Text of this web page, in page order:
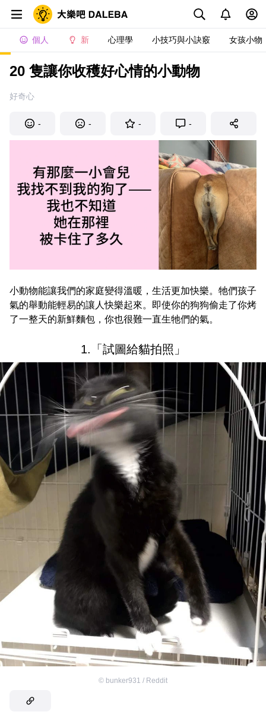
個人 新 心理學 小技巧與小訣竅 女孩小物
20 隻讓你收穫好心情的小動物
好奇心
- - - -
小動物能讓我們的家庭變得溫暖，生活更加快樂。牠們孩子
氣的舉動能輕易的讓人快樂起來。即使你的狗狗偷走了你烤
了一整天的新鮮麵包，你也很難一直生牠們的氣。
1.「試圖給貓拍照」
© bunker931 / Reddit